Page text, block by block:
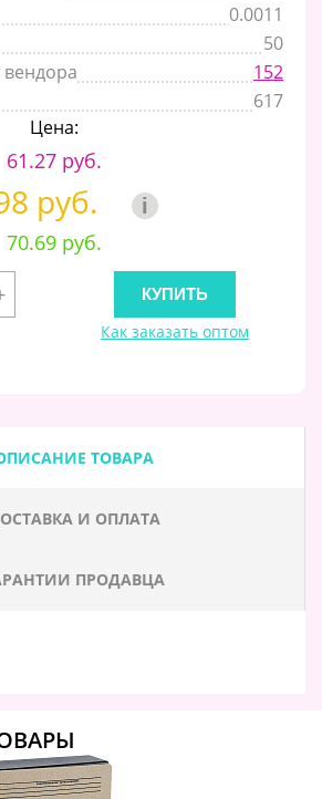
0.0011
50
152
617
Цена:
61.27 руб.
руб. i
70.69 руб.
Как заказать оптом
ТОВАРА
И ОПЛАТА
ПРОДАВЦА